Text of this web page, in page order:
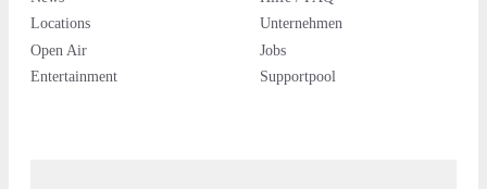
Locations
Open Air
Entertainment
Unternehmen
Jobs
Supportpool